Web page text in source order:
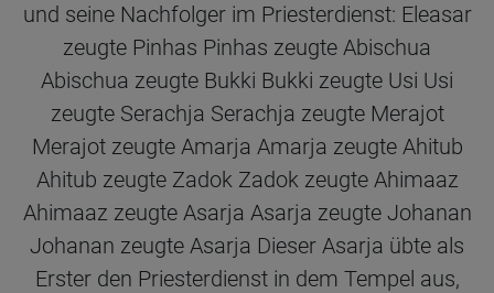
und seine Nachfolger im Priesterdienst: Eleasar
zeugte Pinhas Pinhas zeugte Abischua
Abischua zeugte Bukki Bukki zeugte Usi Usi
zeugte Serachja Serachja zeugte Merajot
Merajot zeugte Amarja Amarja zeugte Ahitub
Ahitub zeugte Zadok Zadok zeugte Ahimaaz
Ahimaaz zeugte Asarja Asarja zeugte Johanan
Johanan zeugte Asarja Dieser Asarja übte als
Erster den Priesterdienst in dem Tempel aus,